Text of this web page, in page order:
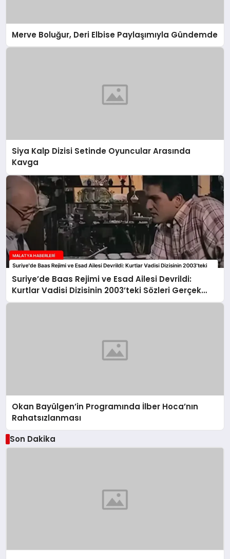
Merve Boluğur, Deri Elbise Paylaşımıyla Gündemde
Siya Kalp Dizisi Setinde Oyuncular Arasında
Kavga
Suriye’de Baas Rejimi ve Esad Ailesi Devrildi:
Kurtlar Vadisi Dizisinin 2003’teki Sözleri Gerçek
Oldu
Okan Bayülgen’in Programında İlber Hoca’nın
Rahatsızlanması
Son Dakika